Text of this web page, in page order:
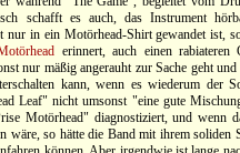
schafft es auch, das Instrument
nur in ein Motörhead-Shirt gewandet ist,
erinnert, auch einen
nur mäßig angerauht zur Sache geht
kann, wenn es wiederum der
Leaf" nicht umsonst "eine gute
Motörhead" diagnostiziert, und wenn
wäre, so hätte die Band mit ihrem soliden